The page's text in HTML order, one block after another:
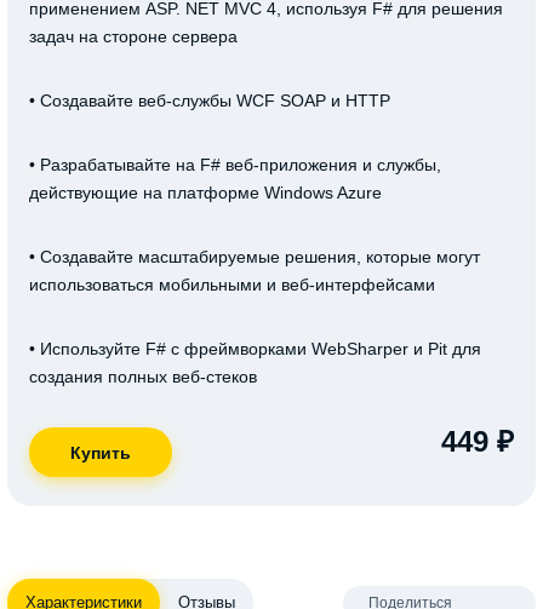
применением ASP. NET MVC 4, используя F# для решения
задач на стороне сервера
• Создавайте веб-службы WCF SOAP и HTTP
• Разрабатывайте на F# веб-приложения и службы,
действующие на платформе Windows Azure
• Создавайте масштабируемые решения, которые могут
использоваться мобильными и веб-интерфейсами
• Используйте F# с фреймворками WebSharper и Pit для
создания полных веб-стеков
449 ₽
Характеристики Отзывы Поделиться